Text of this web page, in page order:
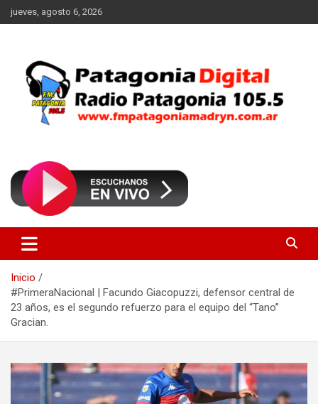
Saltar
al
jueves, agosto 6, 2026
FM Patagonia Madryn
Inicio
#PrimeraNacional | Facundo Giacopuzzi, defensor central de
23 años, es el segundo refuerzo para el equipo del “Tano”
Gracian.